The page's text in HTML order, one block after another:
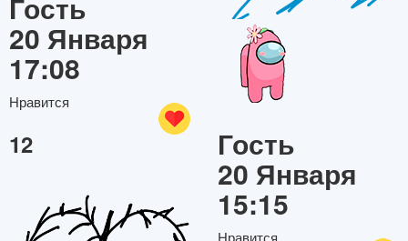
20 Января
17:08
Нравится
12 Гость
20 Января
15:15